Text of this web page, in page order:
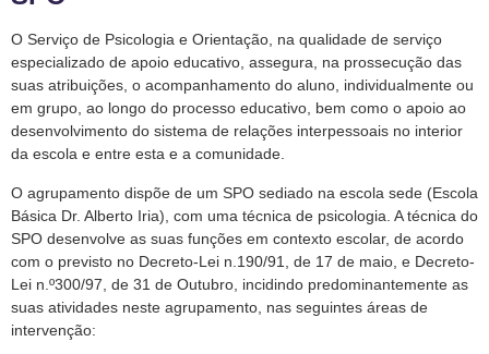
O Serviço de Psicologia e Orientação, na qualidade de serviço
especializado de apoio educativo, assegura, na prossecução das
suas atribuições, o acompanhamento do aluno, individualmente ou
em grupo, ao longo do processo educativo, bem como o apoio ao
desenvolvimento do sistema de relações interpessoais no interior
da escola e entre esta e a comunidade.
O agrupamento dispõe de um SPO sediado na escola sede (Escola
Básica Dr. Alberto Iria), com uma técnica de psicologia. A técnica do
SPO desenvolve as suas funções em contexto escolar, de acordo
com o previsto no Decreto-Lei n.190/91, de 17 de maio, e Decreto-
Lei n.º300/97, de 31 de Outubro, incidindo predominantemente as
suas atividades neste agrupamento, nas seguintes áreas de
intervenção: